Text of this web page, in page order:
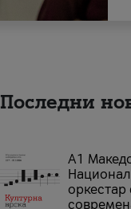
Последни
А1
оркестар